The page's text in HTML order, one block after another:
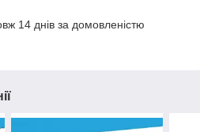
14 днів за домовленістю